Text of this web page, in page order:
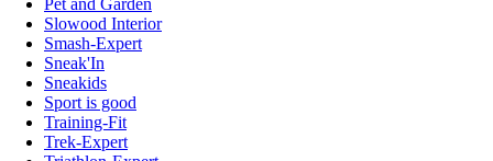
Pet and Garden
Slowood Interior
Smash-Expert
Sneak'In
Sneakids
Sport is good
Training-Fit
Trek-Expert